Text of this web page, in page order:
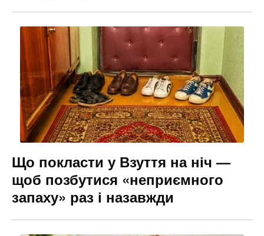
Що покласти у Взуття на ніч —
щоб позбутися «неприємного
запаху» раз і назавжди